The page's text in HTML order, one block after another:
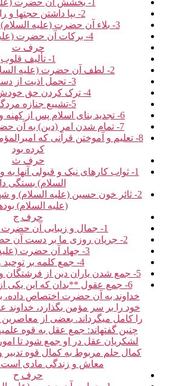
1- بخشش آن حضرت (علیه السلام)
2- بپا داشتن حجت‏ها و راهنمایان‏
3- بلاء آن حضرت (علیه السلام) (ابتلا به مصیبت‏ها)
4- برکات آن حضرت (علیه السلام)
حرف ت‏
1- تألیف قلوب‏
2- لطف آن حضرت (علیه السلام) نسبت به ما
3- تحمل اذیت از دست ما
4- ترک کردن حق خودش برای ما
5-تشییع جنازه مردگان ما
6- تجدید بنای اسلام پس از کهنه و فرسوده شدن آن‏
7- تمام شدن امر (دین) به آن حضرت (علیه السلام)
8- تعلیم و آموختن قرآنی که
کرده بود
حرف ث‏
1- ثواب کارهای نیک و قبولی آن‏ها
السلام) بستگی
2- ثائر خون حسین (علیه السلام) و
(علیه السلام)
حرف ج‏
1- جمال و زیبایی آن حضرت (علیه السلام)
2- جریان روزی ما بر دست آن حضرت (علیه السلام)
3- جهاد آن حضرت (علیه السلام)
4- جمع کلمه بر توحید و اسلام‏
5- جمع شدن یاران دین از فرشتگان و جنیان و سایر مؤمنان‏
6- جمع عقول **بدان که این یکی
خداوند به آن حضرت اختصاص
خود را بر سر مؤمن بگذارد، خداوند
را کامل می‏گرداند. بعضی از
چنین گفته‏اند: جمع عقل به قوه
لشکریان عقل در او جمع شود تا
کمال حلم مربوط به کمال قوه تدبیر
معاش و زندگی مادی
حرف ح‏